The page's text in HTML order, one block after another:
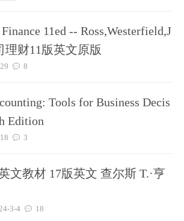
11ed -- Ross,Westerfield,J
理财11版英文原版
8
Tools for Business Decis
Edition
3
文教材 17版英文 查尔斯 T.·亨
3-4 18